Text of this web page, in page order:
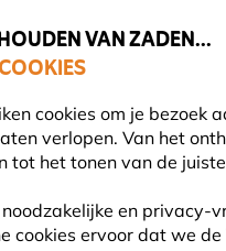
VAN ZADEN...
cookies om je bezoek
verlopen. Van het
tot het tonen van de
en privacy-
cookies ervoor dat we
Uitstekend beoordeeld in 11
Gratis thuisbezorgd vanaf